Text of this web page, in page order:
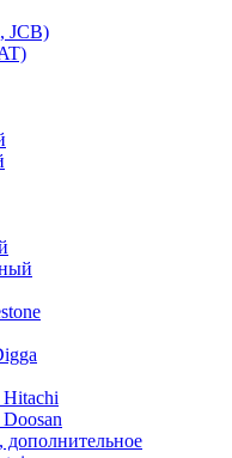
JCB)